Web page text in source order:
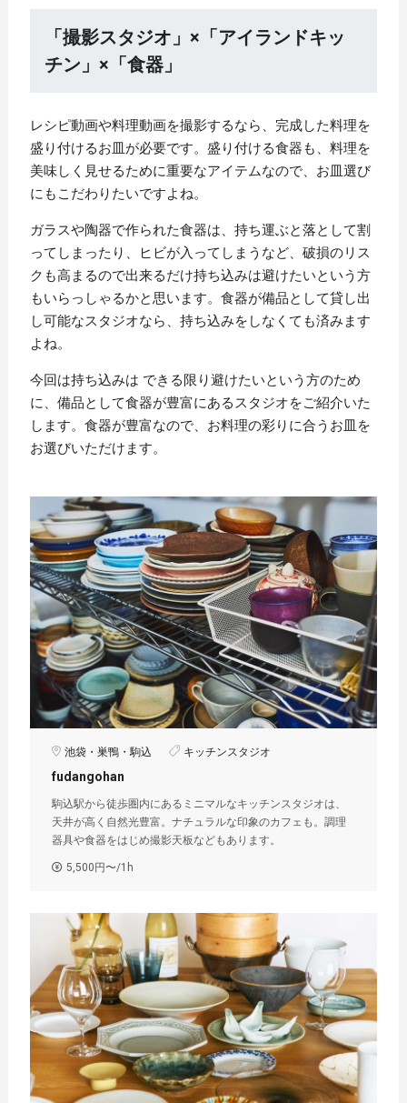
「撮影スタジオ」×「アイランドキッ
チン」×「食器」
レシピ動画や料理動画を撮影するなら、完成した料理を
盛り付けるお皿が必要です。盛り付ける食器も、料理を
美味しく見せるために重要なアイテムなので、お皿選び
にもこだわりたいですよね。
ガラスや陶器で作られた食器は、持ち運ぶと落として割
ってしまったり、ヒビが入ってしまうなど、破損のリス
クも高まるので出来るだけ持ち込みは避けたいという方
もいらっしゃるかと思います。食器が備品として貸し出
し可能なスタジオなら、持ち込みをしなくても済みます
よね。
今回は持ち込みは できる限り避けたいという方のため
に、備品として食器が豊富にあるスタジオをご紹介いた
します。食器が豊富なので、お料理の彩りに合うお皿を
お選びいただけます。
池袋・巣鴨・駒込 キッチンスタジオ
fudangohan
駒込駅から徒歩圏内にあるミニマルなキッチンスタジオは、
天井が高く自然光豊富。ナチュラルな印象のカフェも。調理
器具や食器をはじめ撮影天板などもあります。
5,500円〜/1h